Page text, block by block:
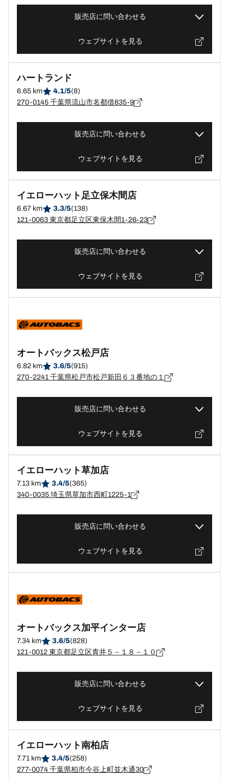
販売店に問い合わせる
ウェブサイトを見る
ハートランド
6.65 km 4.1/5(8)
270-0145 千葉県流山市名都借835-9
販売店に問い合わせる
ウェブサイトを見る
イエローハット足立保木間店
6.67 km 3.3/5(138)
121-0063 東京都足立区東保木間1-26-23
販売店に問い合わせる
ウェブサイトを見る
オートバックス松戸店
6.82 km 3.6/5(915)
270-2241 千葉県松戸市松戸新田６３番地の１
販売店に問い合わせる
ウェブサイトを見る
イエローハット草加店
7.13 km 3.4/5(365)
340-0035 埼玉県草加市西町1225-1
販売店に問い合わせる
ウェブサイトを見る
オートバックス加平インター店
7.34 km 3.6/5(828)
121-0012 東京都足立区青井５－１８－１０
販売店に問い合わせる
ウェブサイトを見る
イエローハット南柏店
7.71 km 3.4/5(258)
277-0074 千葉県柏市今谷上町並木通30